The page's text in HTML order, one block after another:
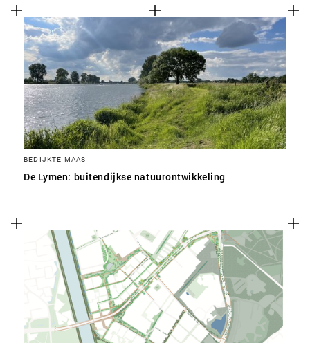
BEDIJKTE MAAS
De Lymen: buitendijkse natuurontwikkeling